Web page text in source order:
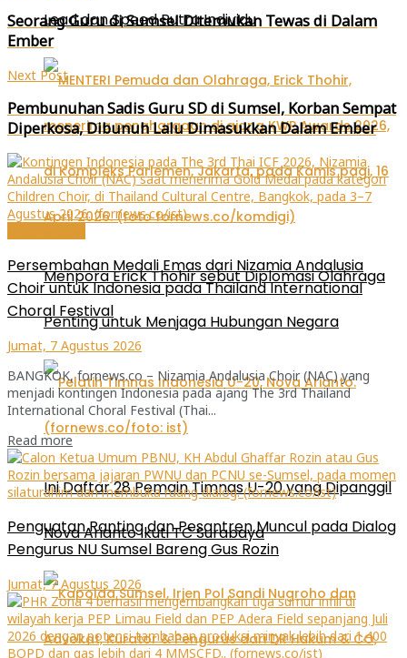
Lead dan Speed Putra Individu
Menpora Erick Thohir sebut Diplomasi Olahraga
Penting untuk Menjaga Hubungan Negara
Ini Daftar 28 Pemain Timnas U-20 yang Dipanggil
Nova Arianto Ikuti TC Surabaya
Seorang Guru di Sumsel Ditemukan Tewas di Dalam
Ember
Next Post
Pembunuhan Sadis Guru SD di Sumsel, Korban Sempat
Diperkosa, Dibunuh Lalu Dimasukkan Dalam Ember
Persembahan Medali Emas dari Nizamia Andalusia
Choir untuk Indonesia pada Thailand International
Choral Festival
Jumat, 7 Agustus 2026
BANGKOK, fornews.co – Nizamia Andalusia Choir (NAC) yang
menjadi kontingen Indonesia pada ajang The 3rd Thailand
International Choral Festival (Thai...
Read more
Penguatan Ranting dan Pesantren Muncul pada Dialog
Pengurus NU Sumsel Bareng Gus Rozin
Jumat, 7 Agustus 2026